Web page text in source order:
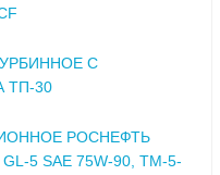
С
ТП-30
РОСНЕФТЬ
5 SAE 75W-90, ТМ-5-